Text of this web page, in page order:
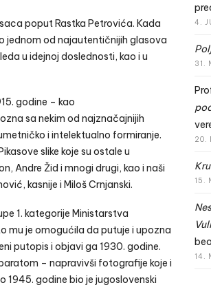
poput Rastka Petrovića. Kada
jednom od najautentičnijih glasova
u idejnoj doslednosti, kao i u
godine – kao
sa nekim od najznačajnijih
i intelektualno formiranje.
slike koje su ostale u
Andre Žid i mnogi drugi, kao i naši
kasnije i Miloš Crnjanski.
1. kategorije Ministarstva
mu je omogućila da putuje i upozna
putopis i objavi ga 1930. godine.
– napravivši fotografije koje i
godine bio je jugoslovenski
4.
31.
20.
15.
14.